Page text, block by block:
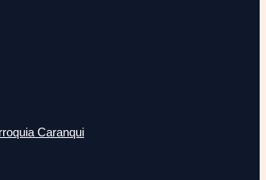
Caranqui